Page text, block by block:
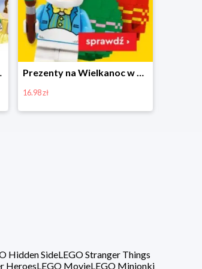
Zestawy Bitbox LEGO Vidiyo w Planecie Klocków -20%
20%
Hidden SideLEGO Stranger Things
HeroesLEGO MovieLEGO Minionki